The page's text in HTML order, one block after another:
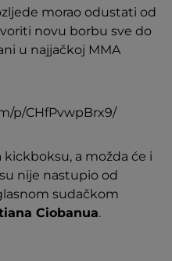
morao odustati od
novu borbu sve do
u najjačkoj MMA
p/CHfPvwpBrx9/
kickboksu, a možda će i
nije nastupio od
sudačkom
Ciobanua.